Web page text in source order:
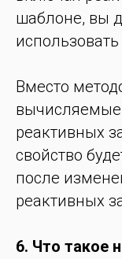
шаблоне, вы
Вместо
вычисляемые
реактивных
свойство
после
реактивных
6. Что такое